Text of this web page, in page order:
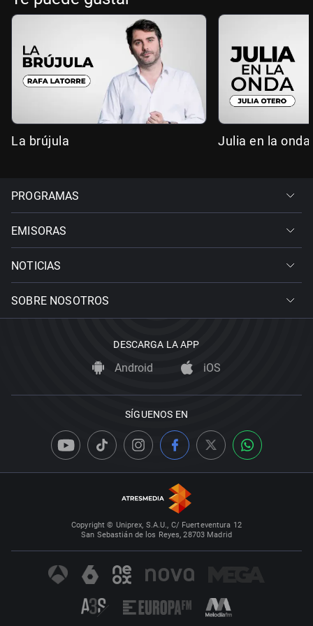
La brújula Julia en la onda
PROGRAMAS
EMISORAS
NOTICIAS
SOBRE NOSOTROS
DESCARGA LA APP
Android iOS
SÍGUENOS EN
Copyright © Uniprex, S.A.U., C/ Fuerteventura 12
San Sebastián de los Reyes, 28703 Madrid